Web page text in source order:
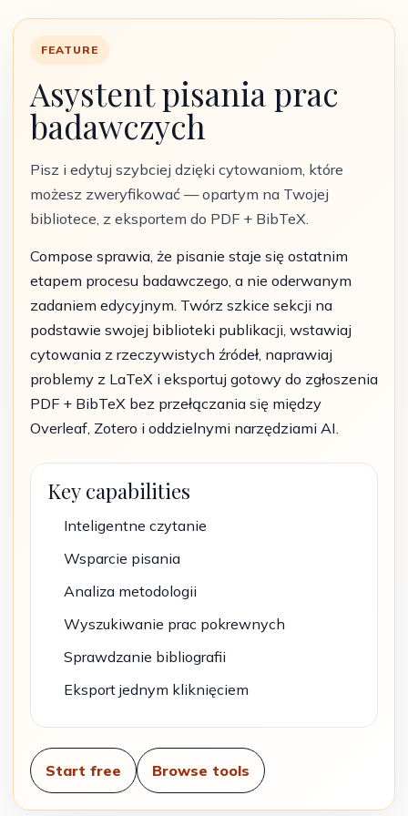
FEATURE
Asystent pisania prac
badawczych
Pisz i edytuj szybciej dzięki cytowaniom, które
możesz zweryfikować — opartym na Twojej
bibliotece, z eksportem do PDF + BibTeX.
Compose sprawia, że pisanie staje się ostatnim
etapem procesu badawczego, a nie oderwanym
zadaniem edycyjnym. Twórz szkice sekcji na
podstawie swojej biblioteki publikacji, wstawiaj
cytowania z rzeczywistych źródeł, naprawiaj
problemy z LaTeX i eksportuj gotowy do zgłoszenia
PDF + BibTeX bez przełączania się między
Overleaf, Zotero i oddzielnymi narzędziami AI.
Key capabilities
Inteligentne czytanie
Wsparcie pisania
Analiza metodologii
Wyszukiwanie prac pokrewnych
Sprawdzanie bibliografii
Eksport jednym kliknięciem
Start free Browse tools